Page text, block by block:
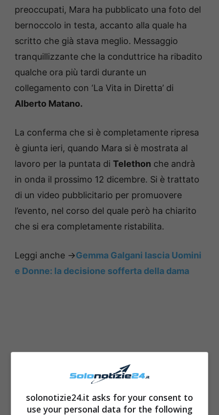
preoccupati, Mara ha pubblicato una foto del
bernoccolo in testa, accanto alla quale ha
scritto che già stava meglio. Messaggio
tranquillizzante che la conduttrice ha ribadito
qualche ora più tardi durante un
collegamento con ‘La Vita in Diretta’ di
Alberto Matano.
La conferma che si è completamente ripresa
è giunta ieri, quando Mara si è mostrata al
lavoro per la puntata di Telethon che andrà
in onda il prossimo 12 dicembre. Si è trattato
di un video pubblicitario per promuovere
l’evento, nel corso del quale però ha chiarito
che si era completamente ristabilita.
Leggi anche ->Gemma Galgani lascia Uomini
e Donne: la decisione sofferta della dama
solonotizie24.it asks for your consent to
use your personal data for the following